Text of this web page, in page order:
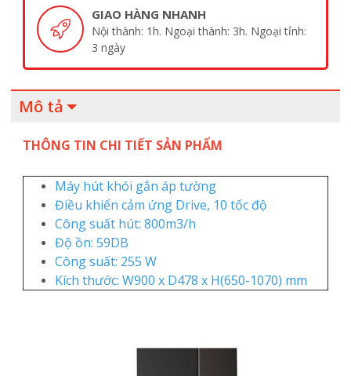
GIAO HÀNG NHANH
Nội thành: 1h. Ngoại thành: 3h. Ngoại tỉnh:
3 ngày
Mô tả
THÔNG TIN CHI TIẾT SẢN PHẨM
Máy hút khói gắn áp tường
Điều khiển cảm ứng Drive, 10 tốc độ
Công suất hút: 800m3/h
Độ ồn: 59DB
Công suất: 255 W
Kích thước: W900 x D478 x H(650-1070) mm